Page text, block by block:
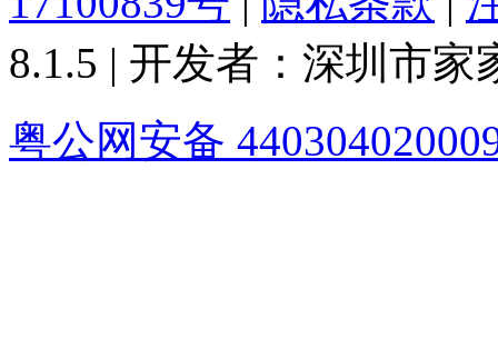
8.1.5 | 开发者：深圳市
粤公网安备